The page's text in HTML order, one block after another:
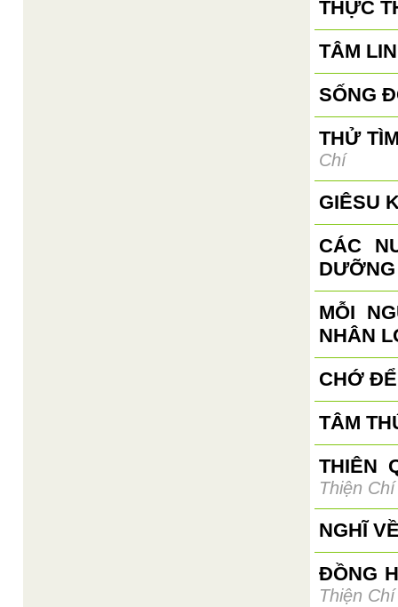
THỰC
TÂM
SỐNG
THỬ
Chí
GIÊSU
CÁC
MỖI
NHÂN
CHỚ
TÂM
THIÊN
Thiện Chí
NGHĨ
ĐỒNG
Thiện Chí